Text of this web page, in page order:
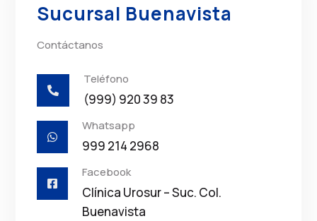
Sucursal Buenavista
Contáctanos

Teléfono
(999) 920 39 83

Whatsapp
999 214 2968

Facebook
Clínica Urosur – Suc. Col.
Buenavista